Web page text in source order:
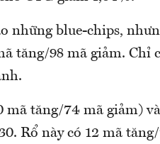
những blue-chips,
tăng/98 mã giảm. Chỉ
mã tăng/74 mã giảm)
Rổ này có 12 mã